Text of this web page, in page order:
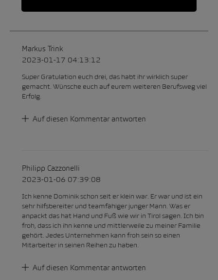
Markus Trink
2023-01-17 04:13:12
Super Gratulation euch drei, das habt ihr wirklich super
gemacht. Wünsche euch auf eurem weiteren Berufsweg viel
Erfolg.
Auf diesen Kommentar antworten
Philipp Cazzonelli
2023-01-06 07:39:08
Ich kenne Dominik schon seit er klein war. Er war und ist ein
sehr hilfsbereiter und teamfähiger junger Mann. Was er
anpackt das hat Hand und Fuß wie wir in Tirol sagen. Ich bin
froh, dass ich ihn kenne und mittlerweile zu meiner Familie
gehört. Jedes Unternehmen kann froh sein so einen
Mitarbeiter in seinen Reihen zu haben.
Auf diesen Kommentar antworten